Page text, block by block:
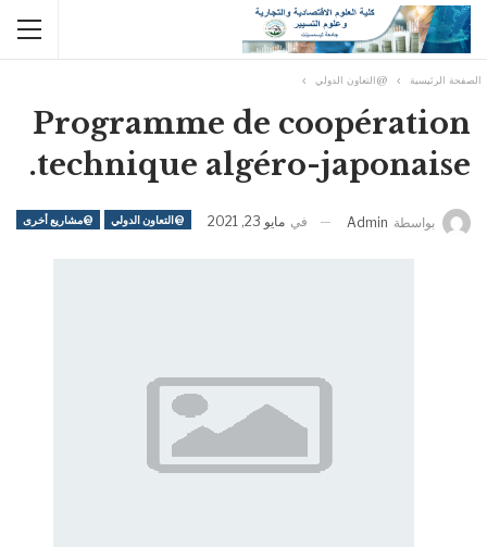
الصفحة الرئيسية @التعاون الدولي
Programme de coopération
technique algéro-japonaise.
@التعاون الدولي @مشاريع أخرى بواسطة Admin في مايو 23, 2021